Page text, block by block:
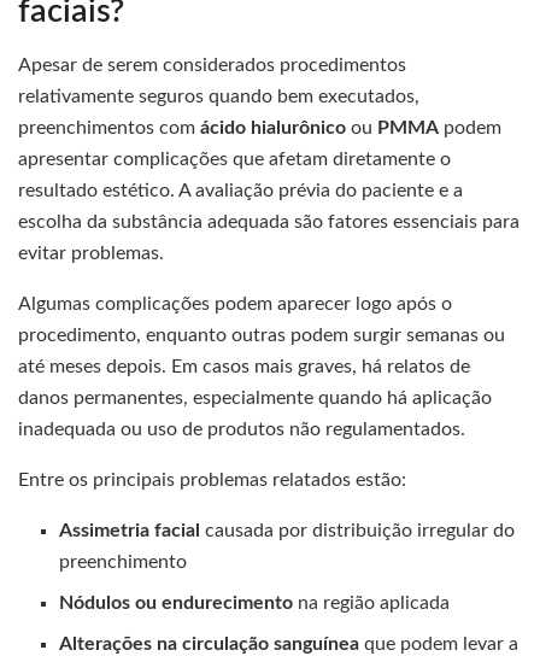
faciais?
Apesar de serem considerados procedimentos
relativamente seguros quando bem executados,
preenchimentos com ácido hialurônico ou PMMA podem
apresentar complicações que afetam diretamente o
resultado estético. A avaliação prévia do paciente e a
escolha da substância adequada são fatores essenciais para
evitar problemas.
Algumas complicações podem aparecer logo após o
procedimento, enquanto outras podem surgir semanas ou
até meses depois. Em casos mais graves, há relatos de
danos permanentes, especialmente quando há aplicação
inadequada ou uso de produtos não regulamentados.
Entre os principais problemas relatados estão:
Assimetria facial causada por distribuição irregular do
preenchimento
Nódulos ou endurecimento na região aplicada
Alterações na circulação sanguínea que podem levar a